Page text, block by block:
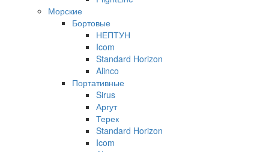
Морские
Бортовые
НЕПТУН
Icom
Standard Horizon
Alinco
Портативные
Sirus
Аргут
Терек
Standard Horizon
Icom